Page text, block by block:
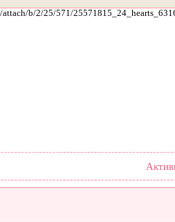
b/2/25/571/